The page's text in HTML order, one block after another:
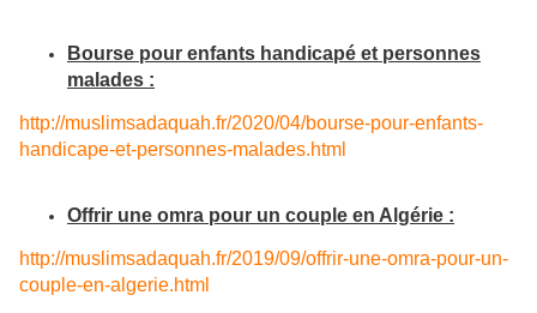
Bourse pour enfants handicapé et personnes
malades :
http://muslimsadaquah.fr/2020/04/bourse-pour-enfants-
handicape-et-personnes-malades.html
Offrir une omra pour un couple en Algérie :
http://muslimsadaquah.fr/2019/09/offrir-une-omra-pour-un-
couple-en-algerie.html